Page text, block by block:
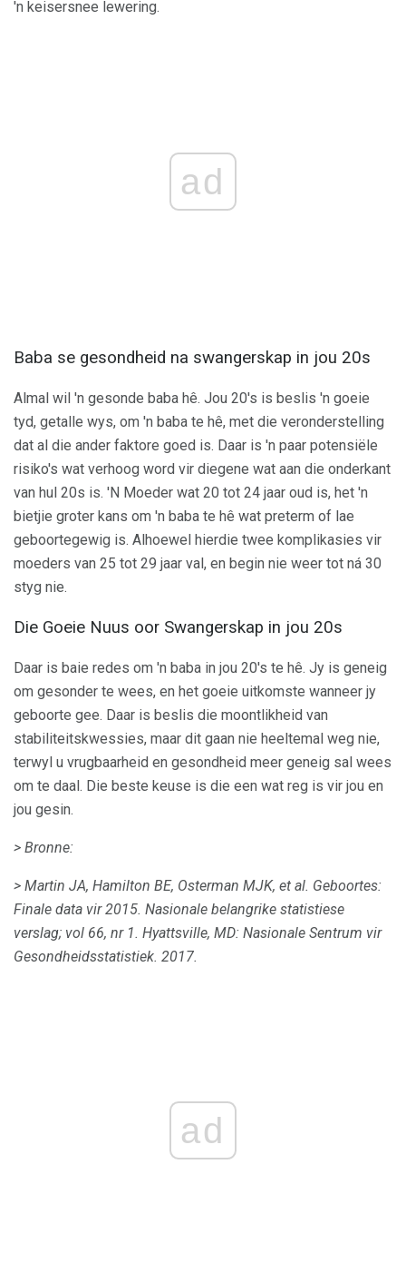
'n keisersnee lewering.
ad
Baba se gesondheid na swangerskap in jou 20s
Almal wil 'n gesonde baba hê. Jou 20's is beslis 'n goeie
tyd, getalle wys, om 'n baba te hê, met die veronderstelling
dat al die ander faktore goed is. Daar is 'n paar potensiële
risiko's wat verhoog word vir diegene wat aan die onderkant
van hul 20s is. 'N Moeder wat 20 tot 24 jaar oud is, het 'n
bietjie groter kans om 'n baba te hê wat preterm of lae
geboortegewig is. Alhoewel hierdie twee komplikasies vir
moeders van 25 tot 29 jaar val, en begin nie weer tot ná 30
styg nie.
Die Goeie Nuus oor Swangerskap in jou 20s
Daar is baie redes om 'n baba in jou 20's te hê. Jy is geneig
om gesonder te wees, en het goeie uitkomste wanneer jy
geboorte gee. Daar is beslis die moontlikheid van
stabiliteitskwessies, maar dit gaan nie heeltemal weg nie,
terwyl u vrugbaarheid en gesondheid meer geneig sal wees
om te daal. Die beste keuse is die een wat reg is vir jou en
jou gesin.
> Bronne:
> Martin JA, Hamilton BE, Osterman MJK, et al. Geboortes:
Finale data vir 2015. Nasionale belangrike statistiese
verslag; vol 66, nr 1. Hyattsville, MD: Nasionale Sentrum vir
Gesondheidsstatistiek. 2017.
ad